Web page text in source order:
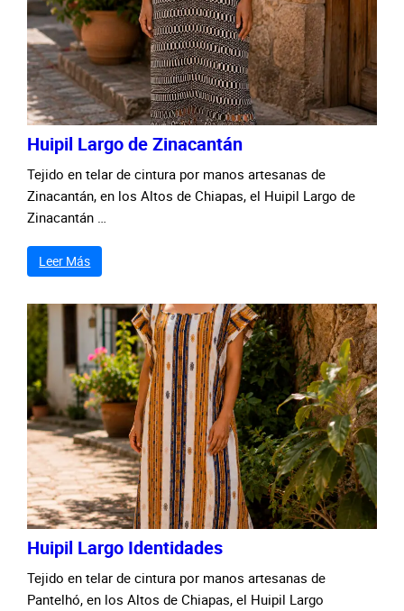
Huipil Largo de Zinacantán
Tejido en telar de cintura por manos artesanas de
Zinacantán, en los Altos de Chiapas, el Huipil Largo de
Zinacantán …
Leer Más
Huipil Largo Identidades
Tejido en telar de cintura por manos artesanas de
Pantelhó, en los Altos de Chiapas, el Huipil Largo